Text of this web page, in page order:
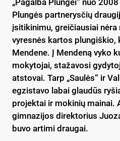
„Pagalba Plungei“ nuo
Plungės partnerysčių
įsitikinimu, greičiausiai nėra
vyresnės kartos plungiškio,
Mendene. Į Mendeną vyko
mokytojai, stažavosi
atstovai. Tarp „Saulės“ ir
egzistavo labai glaudūs
projektai ir mokinių mainai.
gimnazijos direktorius
buvo artimi draugai.